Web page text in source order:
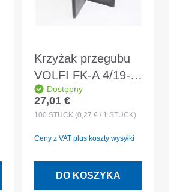
Krzyżak przegubu
VOLFI FK-A 4/19-
55 czarna noga
odłamywana - 100
Dostępny
Cena regularna:
27,01 €
100 STÜCK (0,27 € / 1 STÜCK)
Ceny z VAT plus koszty wysyłki
DO KOSZYKA